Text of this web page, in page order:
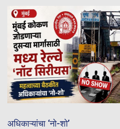
अधिकाऱ्यांचा ‘नो-शो’